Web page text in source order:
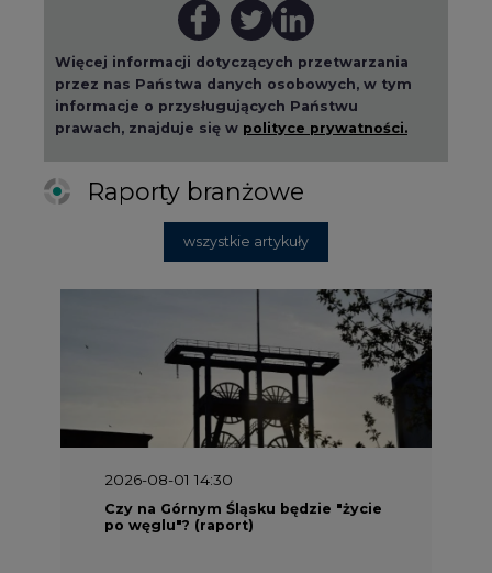
Więcej informacji dotyczących przetwarzania
przez nas Państwa danych osobowych, w tym
informacje o przysługujących Państwu
prawach, znajduje się w polityce prywatności.
Raporty branżowe
wszystkie artykuły
2026-08-01 14:30
Czy na Górnym Śląsku będzie "życie
po węglu"? (raport)